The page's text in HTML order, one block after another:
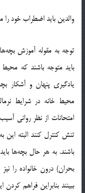
والدين بايد اضطراب خود را
توجه به مقوله آموزش
بايد متوجه باشند كه
يادگيري پنهان و آشكار
محيط خانه در شرايط
امتحانات از نظر رواني
تنش كنترل كنند البته
باشند. به هر حال بچه‌ها
بحران) درون خانواده را
ببينند بنابراين فراهم